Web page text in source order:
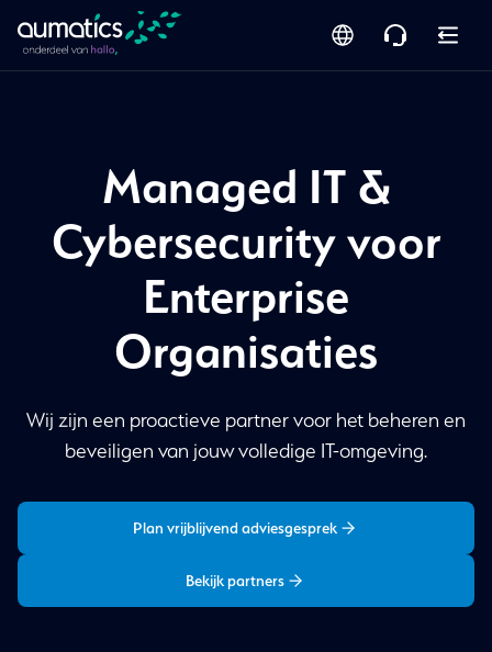
Managed IT &
Cybersecurity voor
Enterprise
Organisaties
Wij zijn een proactieve partner voor het beheren en
beveiligen van jouw volledige IT-omgeving.
Plan vrijblijvend adviesgesprek
Bekijk partners